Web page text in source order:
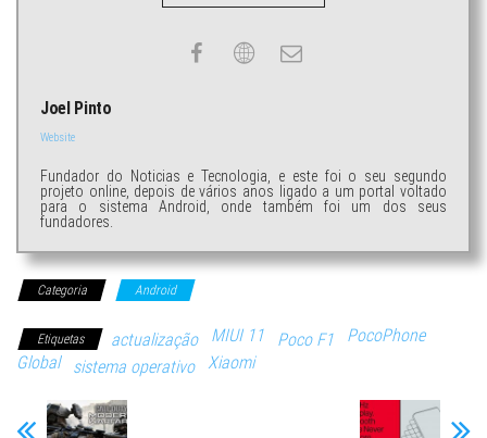
Joel Pinto
Website
Fundador do Noticias e Tecnologia, e este foi o seu segundo
projeto online, depois de vários anos ligado a um portal voltado
para o sistema Android, onde também foi um dos seus
fundadores.
Categoria Android
Etiquetas actualização MIUI 11 Poco F1
PocoPhone
Global
sistema operativo Xiaomi